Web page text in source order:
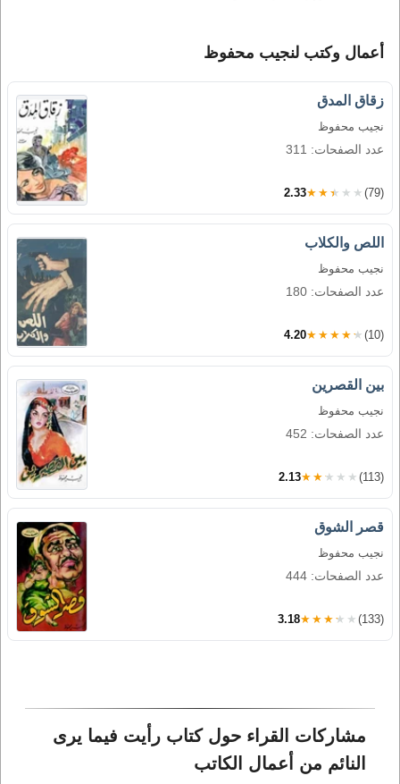
أعمال وكتب لنجيب محفوظ
زقاق المدق
نجيب محفوظ
عدد الصفحات: 311
2.33★★★★★ (79)
اللص والكلاب
نجيب محفوظ
عدد الصفحات: 180
4.20★★★★★ (10)
بين القصرين
نجيب محفوظ
عدد الصفحات: 452
2.13★★★★★ (113)
قصر الشوق
نجيب محفوظ
عدد الصفحات: 444
3.18★★★★★ (133)
مشاركات القراء حول كتاب رأيت فيما يرى
النائم من أعمال الكاتب